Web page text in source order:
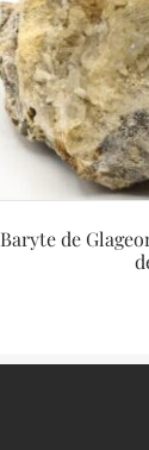
Baryte de